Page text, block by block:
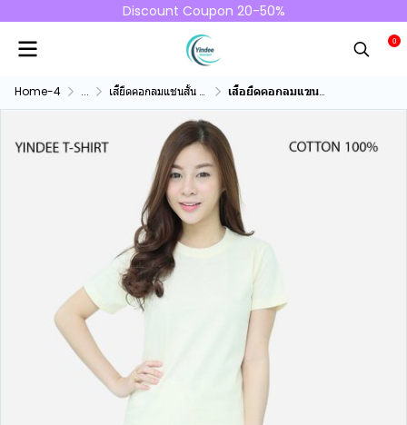
Discount Coupon 20-50%
0
Home-4 ... เสื้ยืดคอกลมแชนสั้น คอทตอน100% เสื้อยืดคอกลมแขนสั้นคอทตอน100% สีครีม